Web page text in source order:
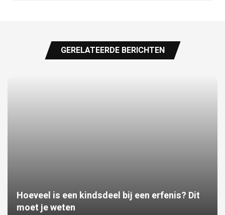
GERELATEERDE BERICHTEN
Hoeveel is een kindsdeel bij een erfenis? Dit
moet je weten